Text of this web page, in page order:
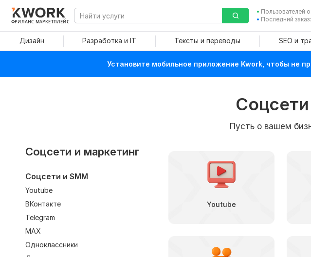
ФРИЛАНС МАРКЕТПЛЕЙС
Пользователей
Последний
Дизайн Разработка и IT Тексты и переводы SEO и
Установите мобильное приложение Kwork, чтобы не
Пусть о вашем
Соцсети и маркетинг
Соцсети и SMM
Youtube
ВКонтакте
Telegram
MAX
Одноклассники
Youtube